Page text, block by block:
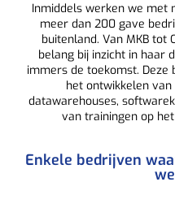
Inmiddels werken we met
meer dan 200 gave
buitenland. Van MKB
belang bij inzicht in haar
immers de toekomst. Deze
het ontwikkelen
datawarehouses,
van trainingen op
Enkele bedrijven